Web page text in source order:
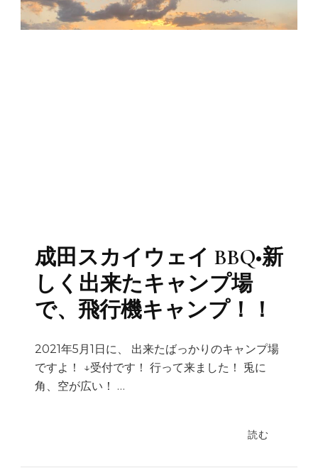
成田スカイウェイ BBQ•新
しく出来たキャンプ場
で、飛行機キャンプ！！
2021年5月1日に、 出来たばっかりのキャンプ場
ですよ！ ↓受付です！ 行って来ました！ 兎に
角、空が広い！ …
読む